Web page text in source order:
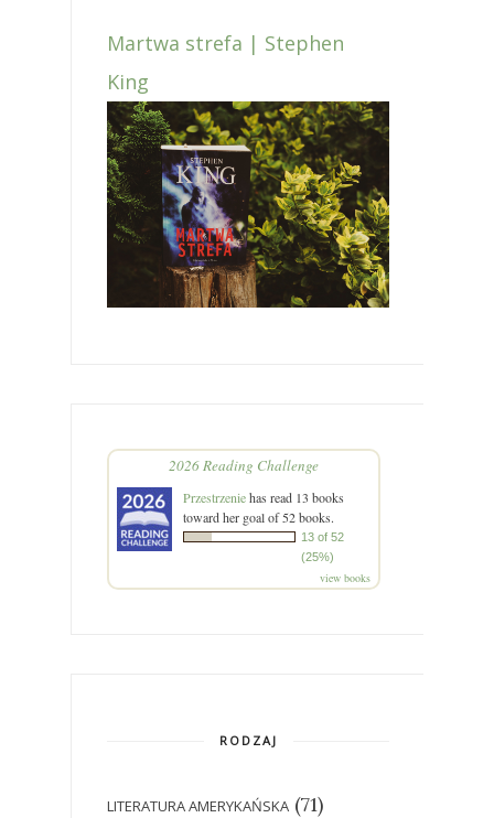
Martwa strefa | Stephen
King
2026 Reading Challenge
Przestrzeniehas read 13 books
toward her goal of 52 books.
13 of 52
(25%)
view books
RODZAJ
LITERATURA AMERYKAŃSKA (71)